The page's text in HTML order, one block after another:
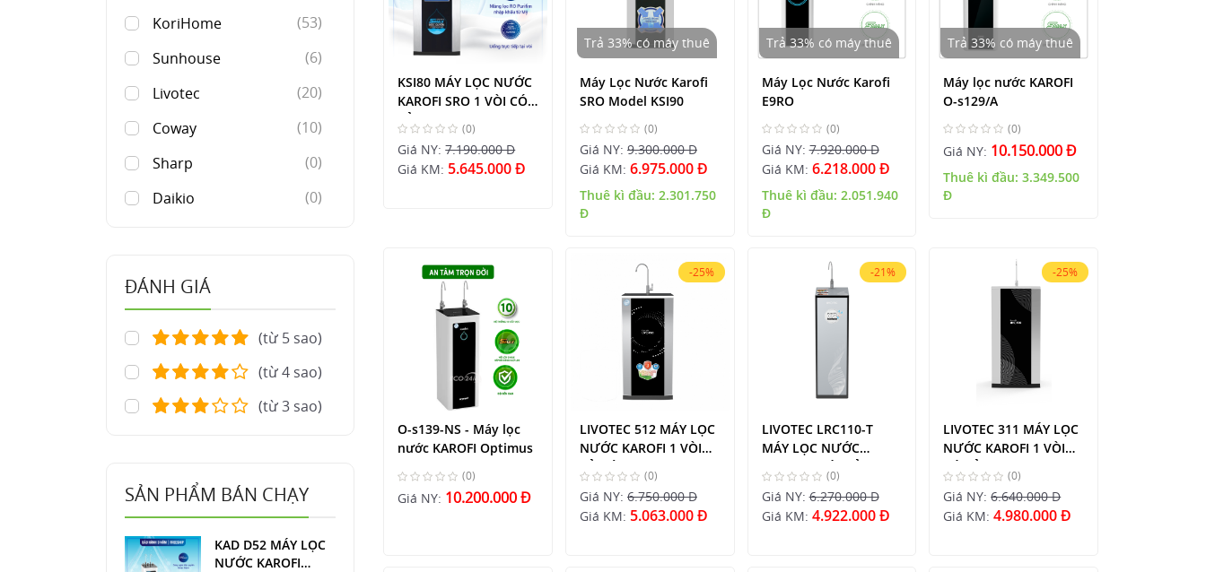
KoriHome
(53)
Sunhouse
(6)
Livotec
(20)
Coway
(10)
Sharp
(0)
Daikio
(0)
ĐÁNH GIÁ
(từ 5 sao)
(từ 4 sao)
(từ 3 sao)
SẢN PHẨM BÁN CHẠY
KAD D52 MÁY LỌC
NƯỚC KAROFI
KSI80 MÁY LỌC NƯỚC
KAROFI SRO 1 VÒI CÓ
TỦ
(0)
Giá NY:7.190.000 Đ
Giá KM: 5.645.000 Đ
Trả 33% có máy thuê
Máy Lọc Nước Karofi
SRO Model KSI90
(0)
Giá NY: 9.300.000 Đ
Giá KM: 6.975.000 Đ
Thuê kì đầu: 2.301.750
Đ
Trả 33% có máy thuê
Máy Lọc Nước Karofi
E9RO
(0)
Giá NY:7.920.000 Đ
Giá KM: 6.218.000 Đ
Thuê kì đầu: 2.051.940
Đ
Trả 33% có máy thuê
Máy lọc nước KAROFI
O-s129/A
(0)
Giá NY: 10.150.000 Đ
Thuê kì đầu:3.349.500
Đ
O-s139-NS - Máy lọc
nước KAROFI Optimus
(0)
Giá NY: 10.200.000 Đ
-25%
LIVOTEC 512 MÁY LỌC
NƯỚC KAROFI 1 VÒI
(0)
Giá NY: 6.750.000 Đ
Giá KM: 5.063.000 Đ
-21%
LIVOTEC LRC110-T
MÁY LỌC NƯỚC
ĐỨNG
(0)
Giá NY:6.270.000 Đ
Giá KM: 4.922.000 Đ
-25%
LIVOTEC 311 MÁY LỌC
NƯỚC KAROFI 1 VÒI
(0)
Giá NY:6.640.000 Đ
Giá KM:4.980.000 Đ